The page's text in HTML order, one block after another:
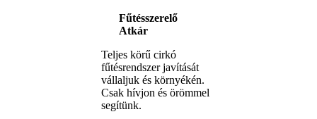
Fűtésszerelő
Atkár
Teljes körű cirkó
fűtésrendszer javítását
vállaljuk és környékén.
Csak hívjon és örömmel
segítünk.